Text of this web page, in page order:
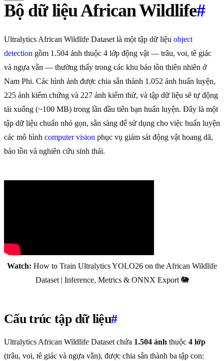
Bộ dữ liệu African Wildlife#
Ultralytics African Wildlife Dataset là một tập dữ liệu object
detection gồm 1.504 ảnh thuộc 4 lớp động vật — trâu, voi, tê giác
và ngựa vằn — thường thấy trong các khu bảo tồn thiên nhiên ở
Nam Phi. Các hình ảnh được chia sẵn thành 1.052 ảnh huấn luyện,
225 ảnh kiểm chứng và 227 ảnh kiểm thử, và tập dữ liệu sẽ tự động
tải xuống (~100 MB) trong lần đầu tiên bạn huấn luyện. Đây là một
tập dữ liệu chuẩn nhỏ gọn, sẵn sàng để sử dụng cho việc huấn luyện
các mô hình computer vision phục vụ giám sát động vật hoang dã,
bảo tồn và nghiên cứu sinh thái.
Watch: How to Train Ultralytics YOLO26 on the African Wildlife
Dataset | Inference, Metrics & ONNX Export 🐘
Cấu trúc tập dữ liệu#
Ultralytics African Wildlife Dataset chứa 1.504 ảnh thuộc 4 lớp
(trâu, voi, tê giác và ngựa vằn), được chia sẵn thành ba tập con: